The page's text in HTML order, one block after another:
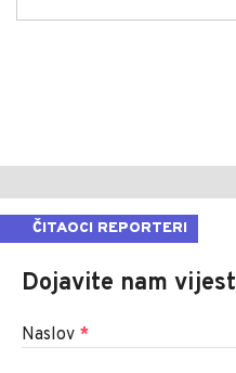
ČITAOCI REPORTERI
Dojavite nam vijest
Naslov *